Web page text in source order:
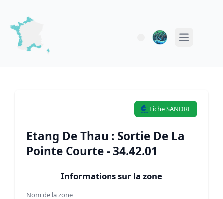
Open main
Fiche SANDRE
Etang De Thau : Sortie De La
Pointe Courte - 34.42.01
Informations sur la zone
Nom de la zone